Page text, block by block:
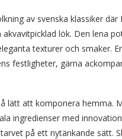
av svenska klassiker
lök. Den lena
texturer och smaker.
festligheter, gärna
lätt att komponera hemma.
ingredienser med
på ett nytänkande sätt.